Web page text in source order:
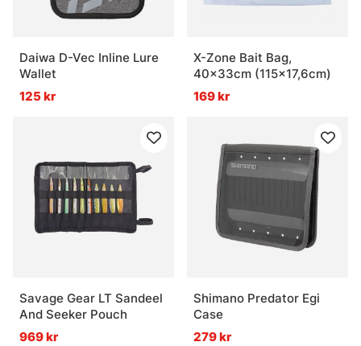
Daiwa D-Vec Inline Lure
Wallet
125 kr
X-Zone Bait Bag,
40x33cm (115x17,6cm)
169 kr
Savage Gear LT Sandeel
And Seeker Pouch
969 kr
Shimano Predator Egi
Case
279 kr